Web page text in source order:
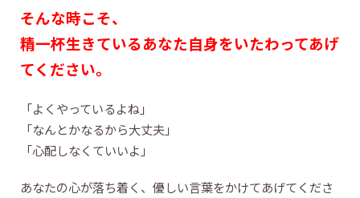
そんな時こそ、
精一杯生きているあなた自身をいたわってあげ
てください。
「よくやっているよね」
「なんとかなるから大丈夫」
「心配しなくていいよ」
あなたの心が落ち着く、優しい言葉をかけてあげてくださ